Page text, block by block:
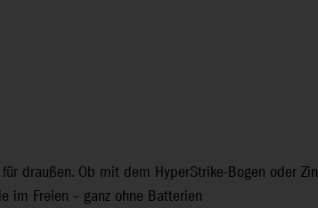
draußen. Ob mit dem HyperStrike-Bogen oder
im Freien – ganz ohne Batterien